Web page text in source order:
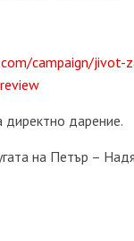
campaign/jivot-
директно дарение.
на Петър –